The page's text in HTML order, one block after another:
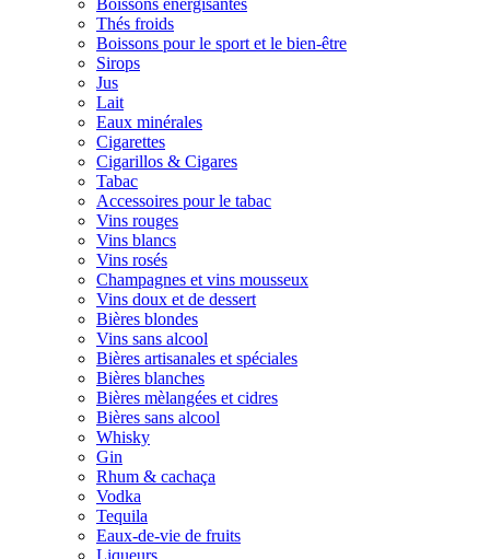
Boissons énergisantes
Thés froids
Boissons pour le sport et le bien-être
Sirops
Jus
Lait
Eaux minérales
Cigarettes
Cigarillos & Cigares
Tabac
Accessoires pour le tabac
Vins rouges
Vins blancs
Vins rosés
Champagnes et vins mousseux
Vins doux et de dessert
Bières blondes
Vins sans alcool
Bières artisanales et spéciales
Bières blanches
Bières mèlangées et cidres
Bières sans alcool
Whisky
Gin
Rhum & cachaça
Vodka
Tequila
Eaux-de-vie de fruits
Liqueurs